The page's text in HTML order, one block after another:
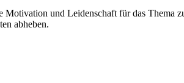
und Leidenschaft für das Thema
abheben.